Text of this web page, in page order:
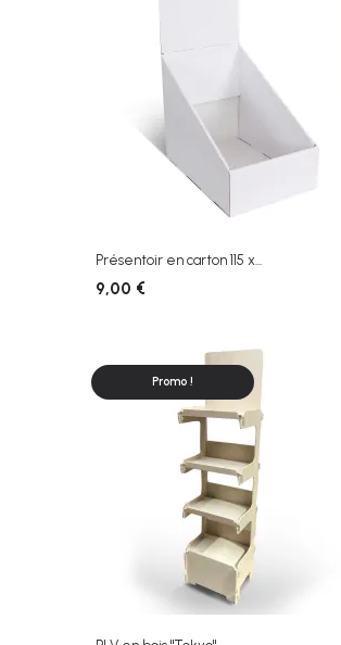
Présentoir en carton 115 x...
9,00 €
Promo !